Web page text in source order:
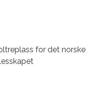
for det norske